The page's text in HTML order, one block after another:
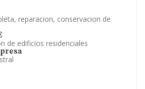
reparacion, conservacion de
de edificios residenciales